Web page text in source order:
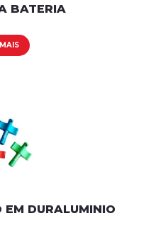
BATERIA
EM DURALUMINIO